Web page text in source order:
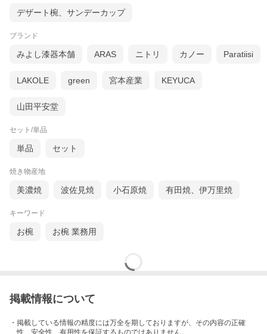
デザート椀、サンデーカップ
ブランド
みよし漆器本舗 ARAS ニトリ カノー Paratiisi
LAKOLE green 宮本産業 KEYUCA
山田平安堂
セット/単品
単品 セット
焼き物産地
美濃焼 波佐見焼 小石原焼 有田焼、伊万里焼
キーワード
お椀 お椀 業務用
掲載情報について
・掲載している情報の精度には万全を期しておりますが、その内容の正確